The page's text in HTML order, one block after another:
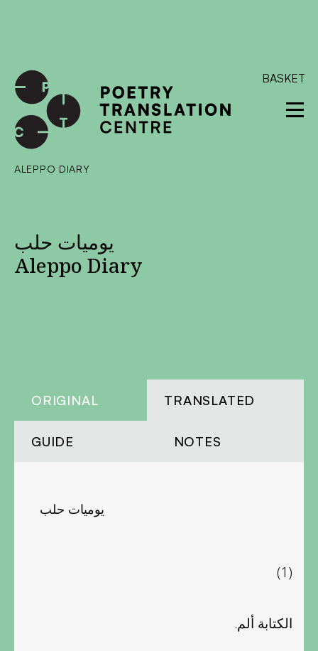
BASKET
ALEPPO DIARY
يوميات حلب
Aleppo Diary
ORIGINAL TRANSLATED
GUIDE NOTES
يوميات حلب
(1)
الكتابة ألم.